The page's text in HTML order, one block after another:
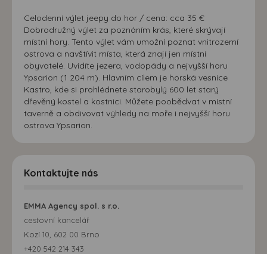
Celodenní výlet jeepy do hor / cena: cca 35 €
Dobrodružný výlet za poznáním krás, které skrývají
místní hory. Tento výlet vám umožní poznat vnitrozemí
ostrova a navštívit místa, která znají jen místní
obyvatelé. Uvidíte jezera, vodopády a nejvyšší horu
Ypsarion (1 204 m). Hlavním cílem je horská vesnice
Kastro, kde si prohlédnete starobylý 600 let starý
dřevěný kostel a kostnici. Můžete poobědvat v místní
taverně a obdivovat výhledy na moře i nejvyšší horu
ostrova Ypsarion.
Kontaktujte nás
EMMA Agency spol. s r.o.
cestovní kancelář
Kozí 10, 602 00 Brno
+420 542 214 343